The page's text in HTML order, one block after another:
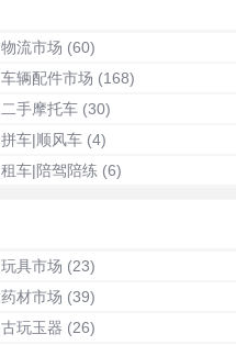
物流市场 (60)
车辆配件市场 (168)
二手摩托车 (30)
拼车|顺风车 (4)
租车|陪驾陪练 (6)
玩具市场 (23)
药材市场 (39)
古玩玉器 (26)